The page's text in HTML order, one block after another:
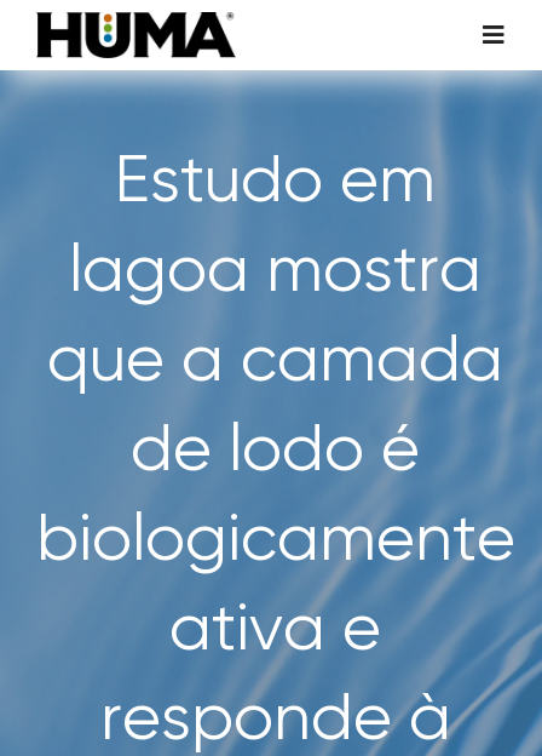
Skip
content
AGRICULTURA
GRAMADOS E PLANTAS ORNAMENTAIS
ADITIVOS HUMA TECH
Estudo em
lagoa mostra
que a camada
de lodo é
biologicamente
ativa e
responde à